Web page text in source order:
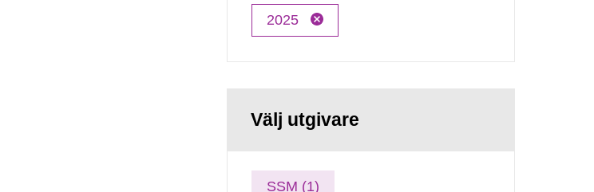
2025
Välj utgivare
SSM (1)